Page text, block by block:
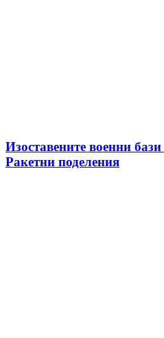
Изоставените военни
Ракетни поделения